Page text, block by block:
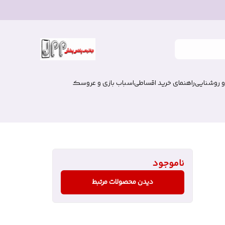
روشناییراهنمای خرید اقساطیاسباب بازی و عروسک
ناموجود
دیدن محصولات مرتبط